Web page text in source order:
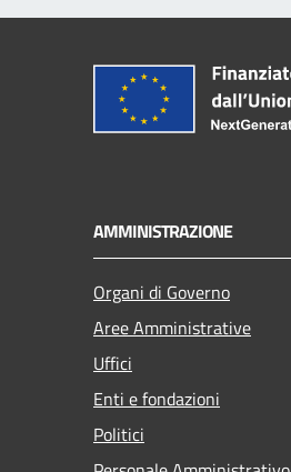
AMMINISTRAZIONE
Organi di Governo
Aree Amministrative
Uffici
Enti e fondazioni
Politici